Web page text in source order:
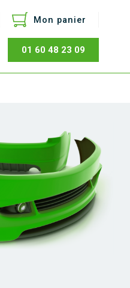
Mon panier
01 60 48 23 09